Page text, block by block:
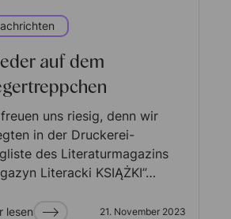
auf dem
uns riesig, denn wir
in der Druckerei-
des Literaturmagazins
Literacki KSIĄŻKI”…
lesen 21. November 2023